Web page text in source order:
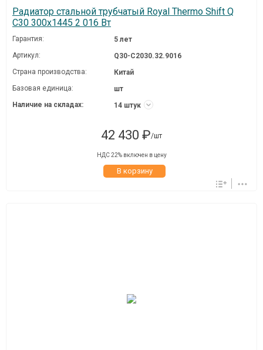
Радиатор стальной трубчатый Royal Thermo Shift Q
C30 300x1445 2 016 Вт
Гарантия:
5 лет
Артикул:
Q30-C2030.32.9016
Страна производства:
Китай
Базовая единица:
шт
Наличие на складах:
14 штук
42 430 ₽/шт
НДС 22% включен в цену
В корзину